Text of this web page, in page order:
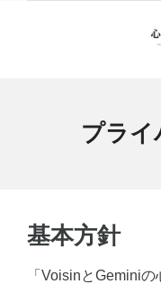
プライ
基本方針
「VoisinとGemini